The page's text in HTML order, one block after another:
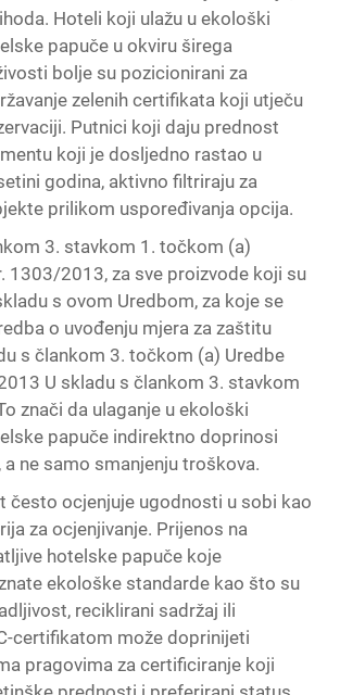
Hoteli koji ulažu u ekološki
papuče u okviru širega
bolje su pozicionirani za
zelenih certifikata koji utječu
Putnici koji daju prednost
koji je dosljedno rastao u
godina, aktivno filtriraju za
prilikom uspoređivanja opcija.
3. stavkom 1. točkom (a)
1303/2013, za sve proizvode koji su
s ovom Uredbom, za koje se
o uvođenju mjera za zaštitu
s člankom 3. točkom (a) Uredbe
U skladu s člankom 3. stavkom
znači da ulaganje u ekološki
papuče indirektno doprinosi
ne samo smanjenju troškova.
često ocjenjuje ugodnosti u sobi kao
za ocjenjivanje. Prijenos na
hotelske papuče koje
ekološke standarde kao što su
reciklirani sadržaj ili
certifikatom može doprinijeti
pragovima za certificiranje koji